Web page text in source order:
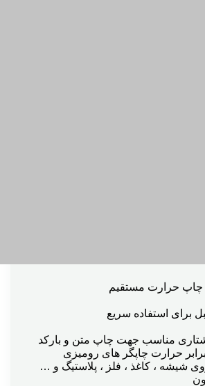
چاپ حرارت مستقیم
برای استفاده سریع
مناسب جهت چاپ متن و بارکد
حرارت چاپگر های رومیزی
شیشه ، کاغذ ، فلز ، پلاستیگ و …